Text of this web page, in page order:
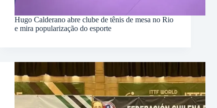
Hugo Calderano abre clube de tênis de mesa no Rio
e mira popularização do esporte